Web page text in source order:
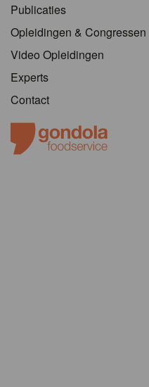
Publicaties
Opleidingen & Congressen
Video Opleidingen
Experts
Contact